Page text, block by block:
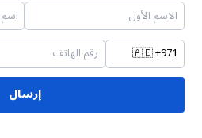
🇦🇪+971
إرسال